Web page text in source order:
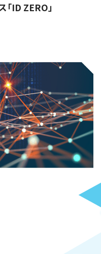
ID ZERO」